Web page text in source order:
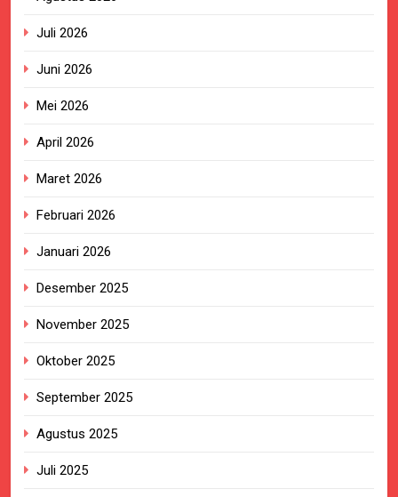
Juli 2026
Juni 2026
Mei 2026
April 2026
Maret 2026
Februari 2026
Januari 2026
Desember 2025
November 2025
Oktober 2025
September 2025
Agustus 2025
Juli 2025